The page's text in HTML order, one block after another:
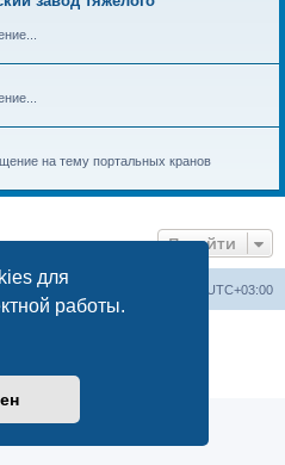
для
работы.
на тему портальных кранов
Перейти
UTC+03:00
|Правила